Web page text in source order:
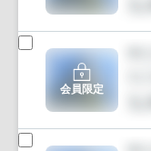
会員限定